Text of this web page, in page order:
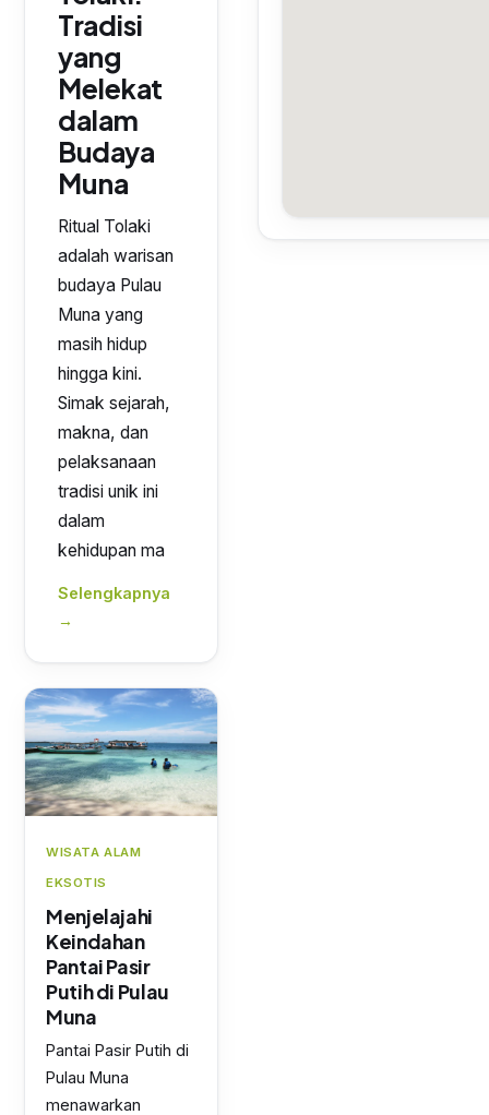
Tradisi
yang
Melekat
dalam
Budaya
Muna
Ritual Tolaki
adalah warisan
budaya Pulau
Muna yang
masih hidup
hingga kini.
Simak sejarah,
makna, dan
pelaksanaan
tradisi unik ini
dalam
kehidupan ma
Selengkapnya
→
WISATA ALAM
EKSOTIS
Menjelajahi
Keindahan
Pantai Pasir
Putih di Pulau
Muna
Pantai Pasir Putih di
Pulau Muna
menawarkan